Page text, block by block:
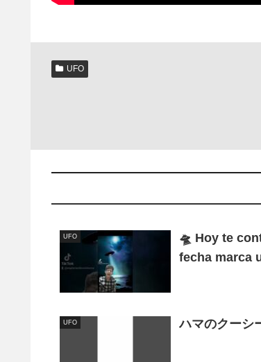
UFO
UFO
🛸 Hoy te
fecha marca
UFO ハマのクーシ